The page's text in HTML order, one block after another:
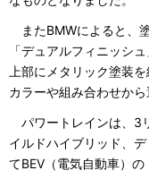
またBMWによると、
「デュアルフィニッシ
上部にメタリック塗装
カラーや組み合わせから
パワートレインは、3
イルドハイブリッド、
てBEV（電気自動車）の